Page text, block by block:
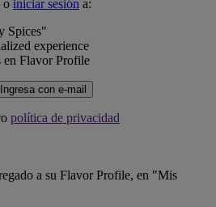
o iniciar sesión a:
Spices"
experience
en Flavor Profile
Ingresa con e-mail
política de privacidad
a su Flavor Profile, en "Mis